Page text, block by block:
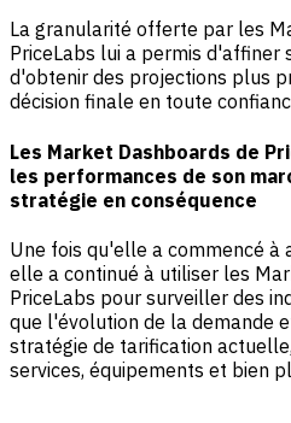
La granularité offerte par les
PriceLabs lui a permis d'affiner
d'obtenir des projections plus
décision finale en toute
Les Market Dashboards de
les performances de son
stratégie en conséquence
Une fois qu'elle a commencé à
elle a continué à utiliser les
PriceLabs pour surveiller des
que l'évolution de la demande
stratégie de tarification
services, équipements et bien